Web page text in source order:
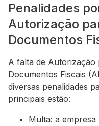
Penalidades
Autorização
Documentos
A falta de Autorização
Documentos Fiscais
diversas penalidades
principais estão:
Multa: a empresa